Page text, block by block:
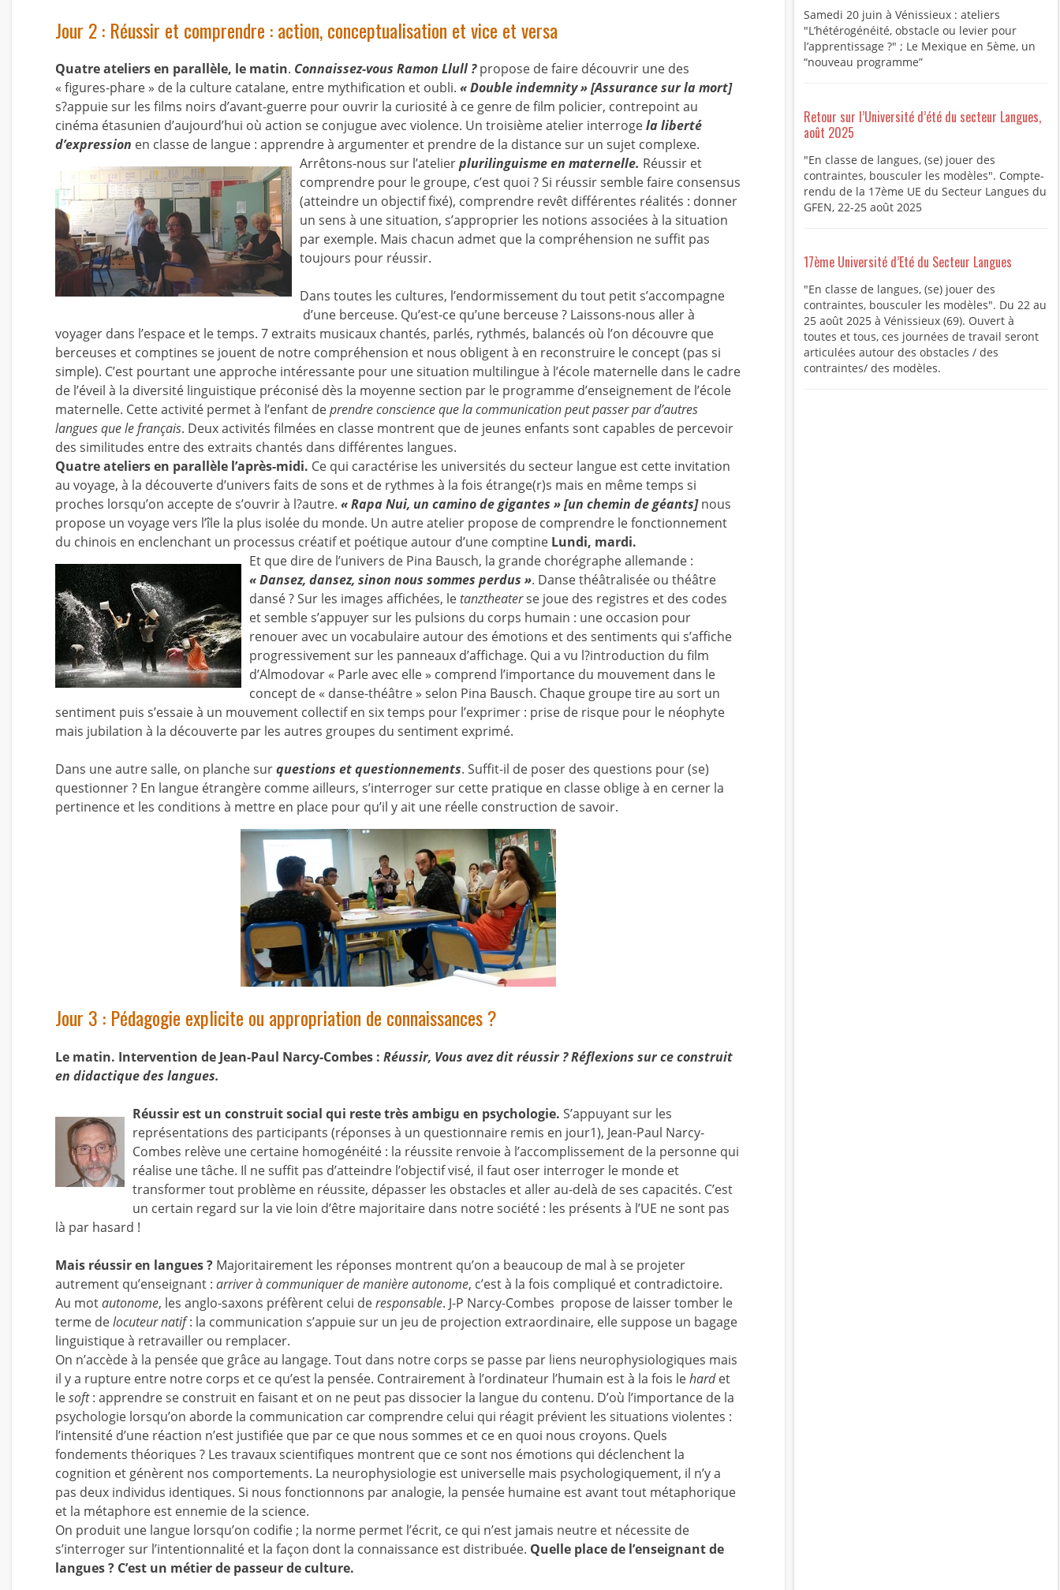
Jour 2 : Réussir et comprendre : action, conceptualisation et vice et versa
Quatre ateliers en parallèle, le matin. Connaissez-vous Ramon Llull ?propose de faire découvrir une des
« figures-phare » de la culture catalane, entre mythification et oubli. « Double indemnity » [Assurance sur la mort]
s?appuie sur les films noirs d’avant-guerre pour ouvrir la curiosité à ce genre de film policier, contrepoint au
cinéma étasunien d’aujourd’hui où action se conjugue avec violence. Un troisième atelier interrogela liberté
d’expression en classe de langue : apprendre à argumenter et prendre de la distance sur un sujet complexe.
Arrêtons-nous sur l’atelierplurilinguisme en maternelle. Réussir et
comprendre pour le groupe, c’est quoi ? Si réussir semble faire consensus
(atteindre un objectif fixé), comprendre revêt différentes réalités : donner
un sens à une situation, s’approprier les notions associées à la situation
par exemple. Mais chacun admet que la compréhension ne suffit pas
toujours pour réussir.
Dans toutes les cultures, l’endormissement du tout petit s’accompagne
d’une berceuse. Qu’est-ce qu’une berceuse ? Laissons-nous aller à
voyager dans l’espace et le temps. 7 extraits musicaux chantés, parlés, rythmés, balancés où l’on découvre que
berceuses et comptines se jouent de notre compréhension et nous obligent à en reconstruire le concept (pas si
simple). C’est pourtant une approche intéressante pour une situation multilingue à l’école maternelle dans le cadre
de l’éveil à la diversité linguistique préconisé dès la moyenne section par le programme d’enseignement de l’école
maternelle. Cette activité permet à l’enfant deprendre conscience que la communication peut passer par d’autres
langues que le français. Deux activités filmées en classe montrent que de jeunes enfants sont capables de percevoir
des similitudes entre des extraits chantés dans différentes langues.
Quatre ateliers en parallèle l’après-midi. Ce qui caractérise les universités du secteur langue est cette invitation
au voyage, à la découverte d’univers faits de sons et de rythmes à la fois étrange(r)s mais en même temps si
proches lorsqu’on accepte de s’ouvrir à l?autre. « Rapa Nui, un camino de gigantes » [un chemin de géants]nous
propose un voyage vers l’île la plus isolée du monde. Un autre atelier propose de comprendre le fonctionnement
du chinois en enclenchant un processus créatif et poétique autour d’une comptine Lundi, mardi.
Et que dire de l’univers de Pina Bausch, la grande chorégraphe allemande :
« Dansez, dansez, sinon nous sommes perdus ». Danse théâtralisée ou théâtre
dansé ? Sur les images affichées, letanztheaterse joue des registres et des codes
et semble s’appuyer sur les pulsions du corps humain : une occasion pour
renouer avec un vocabulaire autour des émotions et des sentiments qui s’affiche
progressivement sur les panneaux d’affichage. Qui a vu l?introduction du film
d’Almodovar « Parle avec elle » comprend l’importance du mouvement dans le
concept de « danse-théâtre » selon Pina Bausch. Chaque groupe tire au sort un
sentiment puis s’essaie à un mouvement collectif en six temps pour l’exprimer : prise de risque pour le néophyte
mais jubilation à la découverte par les autres groupes du sentiment exprimé.
Dans une autre salle, on planche surquestions et questionnements. Suffit-il de poser des questions pour (se)
questionner ? En langue étrangère comme ailleurs, s’interroger sur cette pratique en classe oblige à en cerner la
pertinence et les conditions à mettre en place pour qu’il y ait une réelle construction de savoir.
Jour 3 : Pédagogie explicite ou appropriation de connaissances ?
Le matin. Intervention de Jean-Paul Narcy-Combes : Réussir, Vous avez dit réussir ? Réflexions sur ce construit
en didactique des langues.
Réussir est un construit social qui reste très ambigu en psychologie. S’appuyant sur les
représentations des participants (réponses à un questionnaire remis en jour1), Jean-Paul Narcy-
Combes relève une certaine homogénéité : la réussite renvoie à l’accomplissement de la personne qui
réalise une tâche. Il ne suffit pas d’atteindre l’objectif visé, il faut oser interroger le monde et
transformer tout problème en réussite, dépasser les obstacles et aller au-delà de ses capacités. C’est
un certain regard sur la vie loin d’être majoritaire dans notre société : les présents à l’UE ne sont pas
là par hasard !
Mais réussir en langues ? Majoritairement les réponses montrent qu’on a beaucoup de mal à se projeter
autrement qu’enseignant : arriver à communiquer de manière autonome, c’est à la fois compliqué et contradictoire.
Au motautonome, les anglo-saxons préfèrent celui deresponsable. J-P Narcy-Combes propose de laisser tomber le
terme delocuteur natif: la communication s’appuie sur un jeu de projection extraordinaire, elle suppose un bagage
linguistique à retravailler ou remplacer.
On n’accède à la pensée que grâce au langage. Tout dans notre corps se passe par liens neurophysiologiques mais
il y a rupture entre notre corps et ce qu’est la pensée. Contrairement à l’ordinateur l’humain est à la fois lehardet
lesoft: apprendre se construit en faisant et on ne peut pas dissocier la langue du contenu. D’où l’importance de la
psychologie lorsqu’on aborde la communication car comprendre celui qui réagit prévient les situations violentes :
l’intensité d’une réaction n’est justifiée que par ce que nous sommes et ce en quoi nous croyons. Quels
fondements théoriques ? Les travaux scientifiques montrent que ce sont nos émotions qui déclenchent la
cognition et génèrent nos comportements. La neurophysiologie est universelle mais psychologiquement, il n’y a
pas deux individus identiques. Si nous fonctionnons par analogie, la pensée humaine est avant tout métaphorique
et la métaphore est ennemie de la science.
On produit une langue lorsqu’on codifie ; la norme permet l’écrit, ce qui n’est jamais neutre et nécessite de
s’interroger sur l’intentionnalité et la façon dont la connaissance est distribuée. Quelle place de l’enseignant de
langues ? C’est un métier de passeur de culture.
Samedi 20 juin à Vénissieux : ateliers
"L’hétérogénéité, obstacle ou levier pour
l’apprentissage ?" ; Le Mexique en 5ème, un
“nouveau programme”
Retour sur l’Université d’été du secteur Langues,
août 2025
"En classe de langues, (se) jouer des
contraintes, bousculer les modèles". Compte-
rendu de la 17ème UE du Secteur Langues du
GFEN, 22-25 août 2025
17ème Université d’Eté du Secteur Langues
"En classe de langues, (se) jouer des
contraintes, bousculer les modèles". Du 22 au
25 août 2025 à Vénissieux (69). Ouvert à
toutes et tous, ces journées de travail seront
articulées autour des obstacles / des
contraintes/ des modèles.